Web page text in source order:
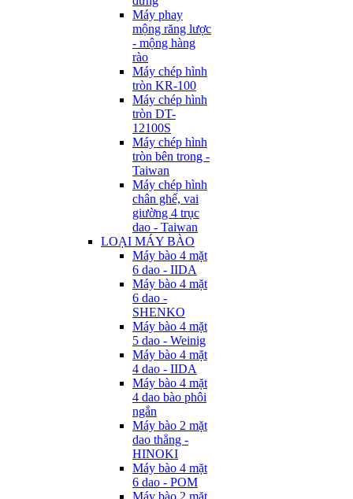
Máy phay
mộng răng lược
- mộng hàng
rào
Máy chép hình
tròn KR-100
Máy chép hình
tròn DT-
12100S
Máy chép hình
tròn bên trong -
Taiwan
Máy chép hình
chân ghế, vai
giường 4 trục
dao - Taiwan
LOẠI MÁY BÀO
Máy bào 4 mặt
6 dao - IIDA
Máy bào 4 mặt
6 dao -
SHENKO
Máy bào 4 mặt
5 dao - Weinig
Máy bào 4 mặt
4 dao - IIDA
Máy bào 4 mặt
4 dao bào phôi
ngắn
Máy bào 2 mặt
dao thẳng -
HINOKI
Máy bào 4 mặt
6 dao - POM
Máy bào 2 mặt